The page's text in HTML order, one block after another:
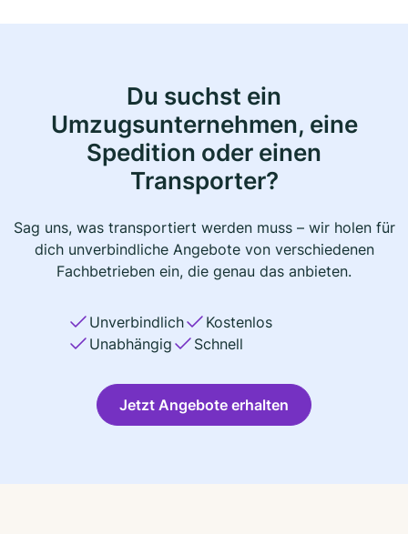
Du suchst ein
Umzugsunternehmen, eine
Spedition oder einen
Transporter?
Sag uns, was transportiert werden muss – wir holen für
dich unverbindliche Angebote von verschiedenen
Fachbetrieben ein, die genau das anbieten.
Unverbindlich
Kostenlos
Unabhängig
Schnell
Jetzt Angebote erhalten